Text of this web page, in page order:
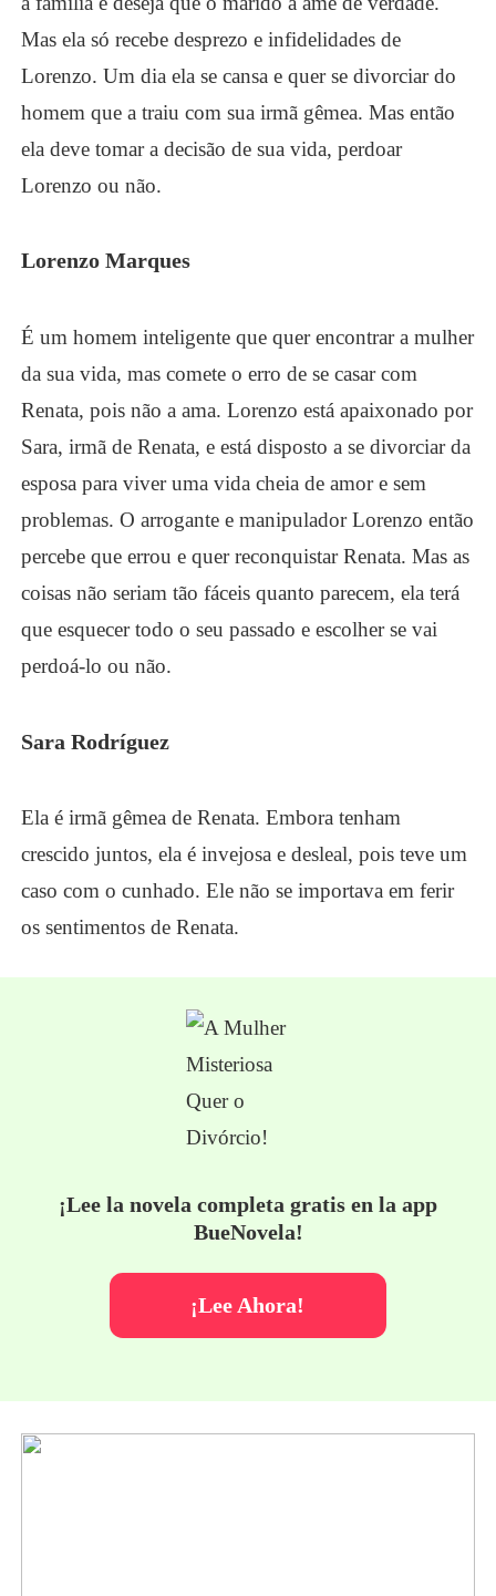
Mas ela só recebe desprezo e infidelidades de
Lorenzo. Um dia ela se cansa e quer se divorciar do
homem que a traiu com sua irmã gêmea. Mas então
ela deve tomar a decisão de sua vida, perdoar
Lorenzo ou não.
Lorenzo Marques
É um homem inteligente que quer encontrar a mulher
da sua vida, mas comete o erro de se casar com
Renata, pois não a ama. Lorenzo está apaixonado por
Sara, irmã de Renata, e está disposto a se divorciar da
esposa para viver uma vida cheia de amor e sem
problemas. O arrogante e manipulador Lorenzo então
percebe que errou e quer reconquistar Renata. Mas as
coisas não seriam tão fáceis quanto parecem, ela terá
que esquecer todo o seu passado e escolher se vai
perdoá-lo ou não.
Sara Rodríguez
Ela é irmã gêmea de Renata. Embora tenham
crescido juntos, ela é invejosa e desleal, pois teve um
caso com o cunhado. Ele não se importava em ferir
os sentimentos de Renata.
¡Lee la novela completa gratis en la app
BueNovela!
¡Lee Ahora!